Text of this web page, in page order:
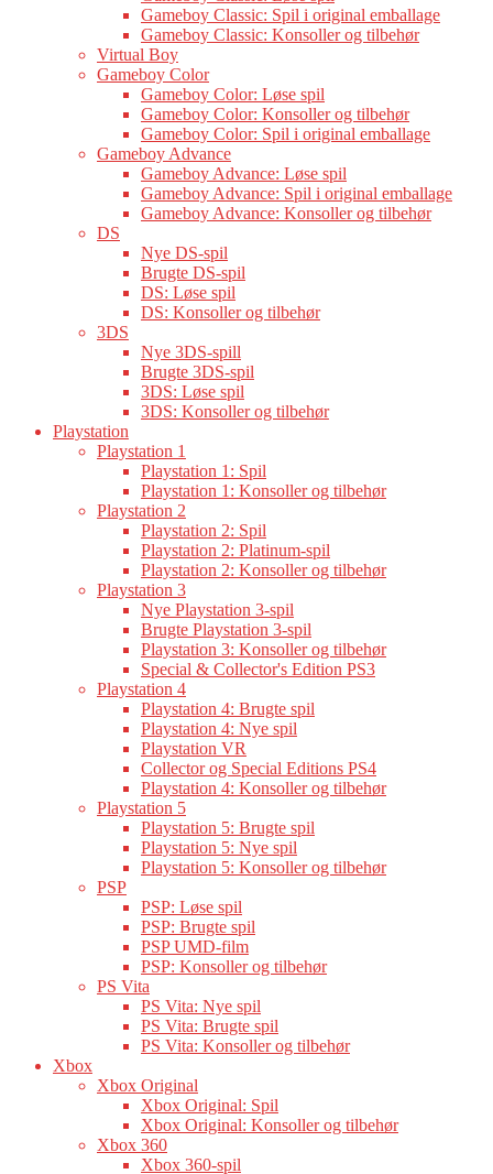
Gameboy Classic: Spil i original emballage
Gameboy Classic: Konsoller og tilbehør
Virtual Boy
Gameboy Color
Gameboy Color: Løse spil
Gameboy Color: Konsoller og tilbehør
Gameboy Color: Spil i original emballage
Gameboy Advance
Gameboy Advance: Løse spil
Gameboy Advance: Spil i original emballage
Gameboy Advance: Konsoller og tilbehør
DS
Nye DS-spil
Brugte DS-spil
DS: Løse spil
DS: Konsoller og tilbehør
3DS
Nye 3DS-spill
Brugte 3DS-spil
3DS: Løse spil
3DS: Konsoller og tilbehør
Playstation
Playstation 1
Playstation 1: Spil
Playstation 1: Konsoller og tilbehør
Playstation 2
Playstation 2: Spil
Playstation 2: Platinum-spil
Playstation 2: Konsoller og tilbehør
Playstation 3
Nye Playstation 3-spil
Brugte Playstation 3-spil
Playstation 3: Konsoller og tilbehør
Special & Collector's Edition PS3
Playstation 4
Playstation 4: Brugte spil
Playstation 4: Nye spil
Playstation VR
Collector og Special Editions PS4
Playstation 4: Konsoller og tilbehør
Playstation 5
Playstation 5: Brugte spil
Playstation 5: Nye spil
Playstation 5: Konsoller og tilbehør
PSP
PSP: Løse spil
PSP: Brugte spil
PSP UMD-film
PSP: Konsoller og tilbehør
PS Vita
PS Vita: Nye spil
PS Vita: Brugte spil
PS Vita: Konsoller og tilbehør
Xbox
Xbox Original
Xbox Original: Spil
Xbox Original: Konsoller og tilbehør
Xbox 360
Xbox 360-spil